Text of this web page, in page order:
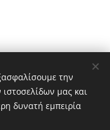
την
μας και
δυνατή εμπειρία